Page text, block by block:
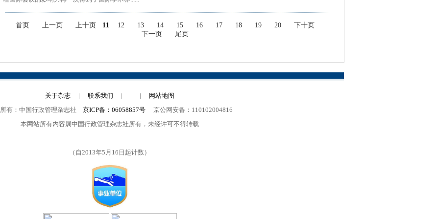
首页 上一页 上十页 11 12 13 14 15 16 17 18 19 20
下十页
下一页
尾页
关于杂志 | 联系我们 | |
网站地图
有：中国行政管理杂志社 京ICP备：06058857号京公网安备：110102004816
本网站所有内容属中国行政管理杂志社所有，未经许可不得转载
（自2013年5月16日起计数）